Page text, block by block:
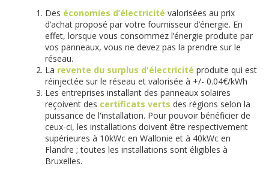
Des économies d’électricité valorisées au prix
d’achat proposé par votre fournisseur d’énergie. En
effet, lorsque vous consommez l’énergie produite par
vos panneaux, vous ne devez pas la prendre sur le
réseau.
La revente du surplus d'électricité produite qui est
réinjectée sur le réseau et valorisée à +/- 0.04€/kWh
Les entreprises installant des panneaux solaires
reçoivent des certificats verts des régions selon la
puissance de l'installation. Pour pouvoir bénéficier de
ceux-ci, les installations doivent être respectivement
supérieures à 10kWc en Wallonie et à 40kWc en
Flandre ; toutes les installations sont éligibles à
Bruxelles.